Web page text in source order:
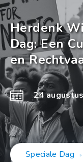
Herdenk
Dag: Een
en
24
Speciale Dag